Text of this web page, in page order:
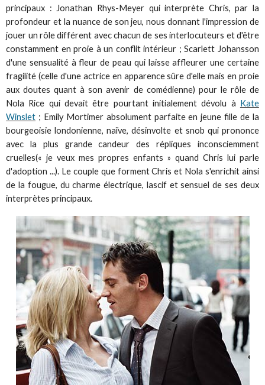
principaux : Jonathan Rhys-Meyer qui interprète Chris, par la
profondeur et la nuance de son jeu, nous donnant l'impression de
jouer un rôle différent avec chacun de ses interlocuteurs et d'être
constamment en proie à un conflit intérieur ; Scarlett Johansson
d'une sensualité à fleur de peau qui laisse affleurer une certaine
fragilité (celle d'une actrice en apparence sûre d'elle mais en proie
aux doutes quant à son avenir de comédienne) pour le rôle de
Nola Rice qui devait être pourtant initialement dévolu à Kate
Winslet ; Emily Mortimer absolument parfaite en jeune fille de la
bourgeoisie londonienne, naïve, désinvolte et snob qui prononce
avec la plus grande candeur des répliques inconsciemment
cruelles(« je veux mes propres enfants » quand Chris lui parle
d'adoption ...). Le couple que forment Chris et Nola s'enrichit ainsi
de la fougue, du charme électrique, lascif et sensuel de ses deux
interprètes principaux.